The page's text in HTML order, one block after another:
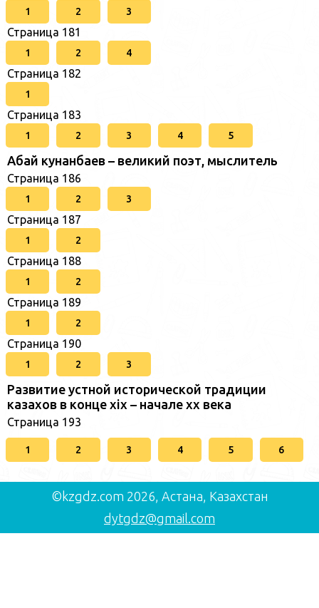
1 2 3
Страница 181
1 2 4
Страница 182
1
Страница 183
1 2 3 4 5
Абай кунанбаев – великий поэт, мыслитель
Страница 186
1 2 3
Страница 187
1 2
Страница 188
1 2
Страница 189
1 2
Страница 190
1 2 3
Развитие устной исторической традиции
казахов в конце xіх – начале хх века
Страница 193
1 2 3 4 5 6
©kzgdz.com 2026, Астана, Казахстан
dytgdz@gmail.com